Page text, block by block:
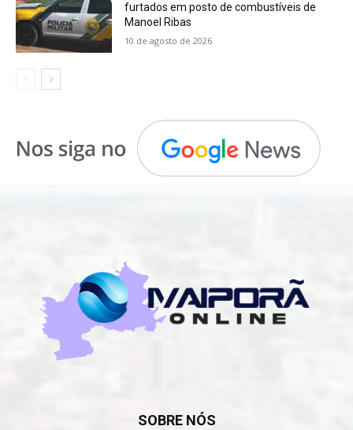
furtados em posto de combustíveis de
Manoel Ribas
10 de agosto de 2026
SOBRE NÓS